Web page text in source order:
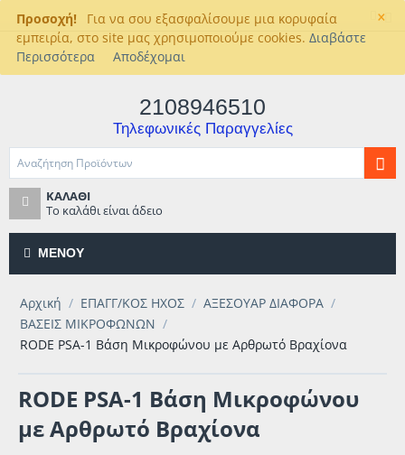
×
Προσοχή!
Για να σου εξασφαλίσουμε μια κορυφαία
εμπειρία, στο site μας χρησιμοποιούμε cookies. Διαβάστε
Περισσότερα
Αποδέχομαι
2108946510
Τηλεφωνικές Παραγγελίες
ΚΑΛΆΘΙ
Το καλάθι είναι άδειο
ΜΕΝΟΎ
Αρχική / ΕΠΑΓΓ/ΚΟΣ ΗΧΟΣ / ΑΞΕΣΟΥΑΡ ΔΙΑΦΟΡΑ /
ΒΑΣΕΙΣ ΜΙΚΡΟΦΩΝΩΝ /
RODE PSA-1 Βάση Μικροφώνου με Αρθρωτό Βραχίονα
RODE PSA-1 Βάση Μικροφώνου
με Αρθρωτό Βραχίονα